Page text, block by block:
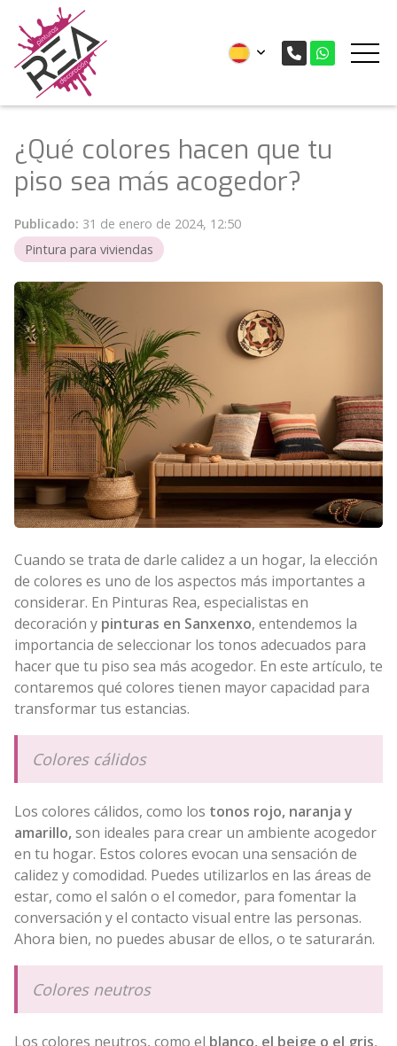
¿Qué colores hacen que tu
piso sea más acogedor?
Publicado: 31 de enero de 2024, 12:50
Pintura para viviendas
Cuando se trata de darle calidez a un hogar, la elección
de colores es uno de los aspectos más importantes a
considerar. En Pinturas Rea, especialistas en
decoración y pinturas en Sanxenxo, entendemos la
importancia de seleccionar los tonos adecuados para
hacer que tu piso sea más acogedor. En este artículo, te
contaremos qué colores tienen mayor capacidad para
transformar tus estancias.
Colores cálidos
Los colores cálidos, como los tonos rojo, naranja y
amarillo,son ideales para crear un ambiente acogedor
en tu hogar. Estos colores evocan una sensación de
calidez y comodidad. Puedes utilizarlos en las áreas de
estar, como el salón o el comedor, para fomentar la
conversación y el contacto visual entre las personas.
Ahora bien, no puedes abusar de ellos, o te saturarán.
Colores neutros
Los colores neutros, como el blanco, el beige o el gris,